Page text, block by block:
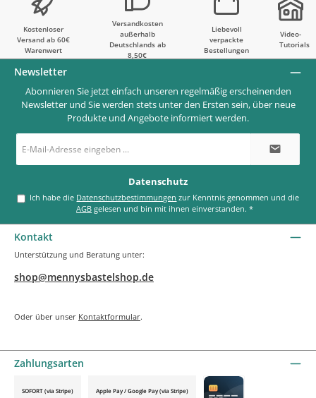
Kostenloser
Versand ab 60€
Warenwert
Versandkosten
außerhalb
Deutschlands ab
8,50€
Liebevoll
verpackte
Bestellungen
Video-
Tutorials
Newsletter
Abonnieren Sie jetzt einfach unseren regelmäßig erscheinenden
Newsletter und Sie werden stets unter den Ersten sein, über neue
Produkte und Angebote informiert werden.
Mail-
*
Datenschutz
Ich habe die Datenschutzbestimmungen
AGB gelesen und bin mit ihnen einverstanden.*
Kontakt
Unterstützung und Beratung unter:
shop@mennysbastelshop.de
Oder über unser Kontaktformular.
Zahlungsarten
SOFORT (via Stripe) Apple Pay / Google Pay (via Stripe)